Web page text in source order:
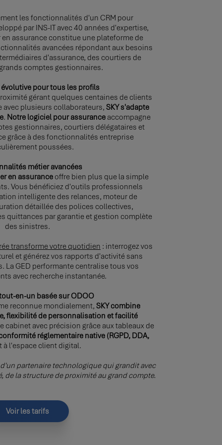
les fonctionnalités d'un CRM pour
par INS-IT avec 40 années d'expertise,
assurance constitue une plateforme de
avancées répondant aux besoins
d'assurance, des courtiers de
comptes gestionnaires.
pour tous les profils
gérant quelques centaines de clients
avec plusieurs collaborateurs,SKY s'adapte
. Notre logiciel pour assurance accompagne
gestionnaires, courtiers délégataires et
grâce à des fonctionnalités entreprise
poussées.
métier avancées
en assuranceoffre bien plus que la simple
Vous bénéficiez d'outils professionnels
intelligente des relances, moteur de
détaillée des polices collectives,
quittances par garantie et gestion complète
des sinistres.
transforme votre quotidien : interrogez vos
et générez vos rapports d'activité sans
La GED performante centralise tous vos
avec recherche instantanée.
en-un basée sur ODOO
reconnue mondialement,SKY combine
flexibilité de personnalisation et facilité
cabinet avec précision grâce aux tableaux de
réglementaire native (RGPD, DDA,
à l'espace client digital.
d'un partenaire technologique qui grandit avec
de la structure de proximité au grand compte.
Voir les tarifs